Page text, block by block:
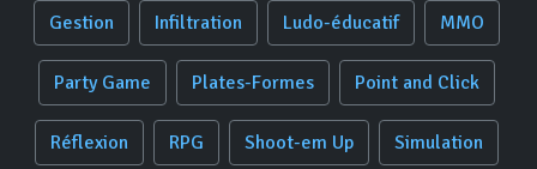
Gestion Infiltration Ludo-éducatif MMO
Party Game Plates-Formes Point and Click
Réflexion RPG Shoot-em Up Simulation